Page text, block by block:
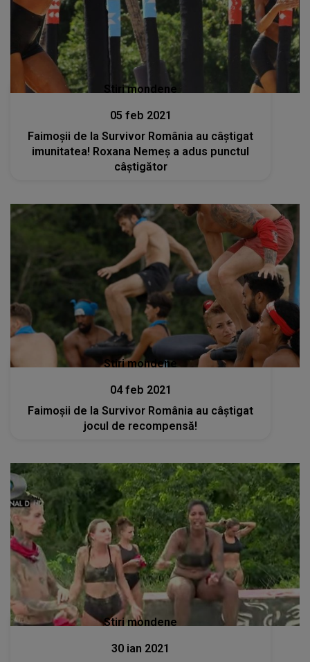
Stiri mondene
05 feb 2021
Faimoşii de la Survivor România au câştigat
imunitatea! Roxana Nemeş a adus punctul
câştigător
Stiri mondene
04 feb 2021
Faimoşii de la Survivor România au câştigat
jocul de recompensă!
Stiri mondene
30 ian 2021